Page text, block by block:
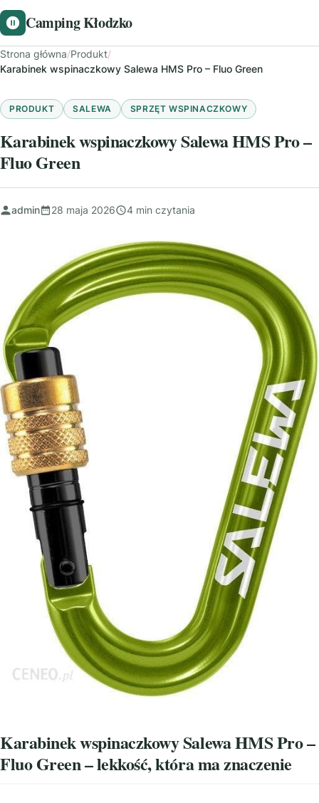
Camping Kłodzko
Strona główna/Produkt/
Karabinek wspinaczkowy Salewa HMS Pro – Fluo Green
PRODUKT SALEWA SPRZĘT WSPINACZKOWY
Karabinek wspinaczkowy Salewa HMS Pro –
Fluo Green
admin 28 maja 2026 4 min czytania
Karabinek wspinaczkowy Salewa HMS Pro –
Fluo Green – lekkość, która ma znaczenie